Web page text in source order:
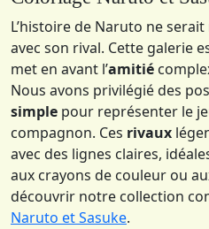
L’histoire de Naruto ne
avec son rival. Cette galerie
met en avant l’amitié
Nous avons privilégié des
simple pour représenter le
compagnon. Ces rivaux
avec des lignes claires,
aux crayons de couleur ou
découvrir notre collection
Naruto et Sasuke.